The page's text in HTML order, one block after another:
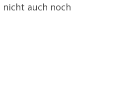
nicht auch noch